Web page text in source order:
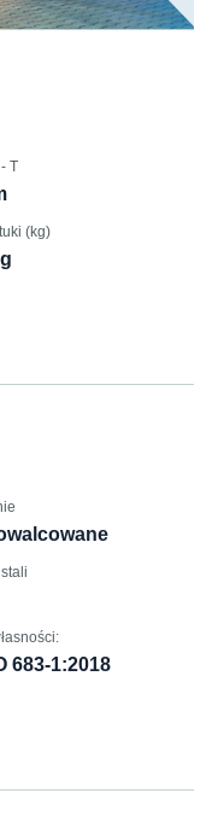
T
(kg)
683-1:2018